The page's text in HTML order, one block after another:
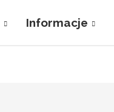
Informacje